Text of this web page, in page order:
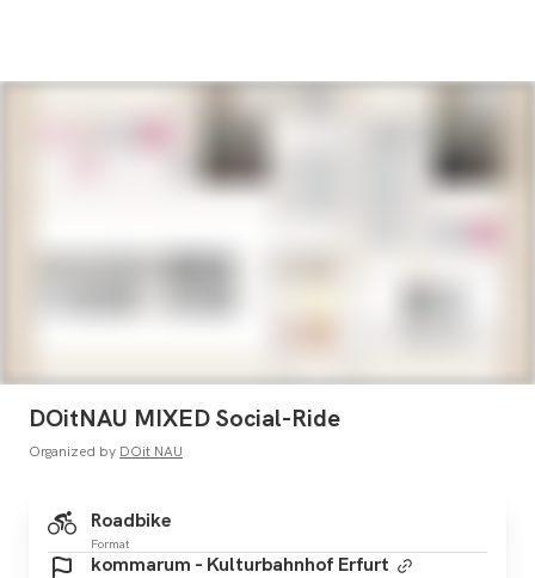
DOitNAU MIXED Social-Ride
Organized by DOit NAU
Roadbike
Format
kommarum - Kulturbahnhof Erfurt